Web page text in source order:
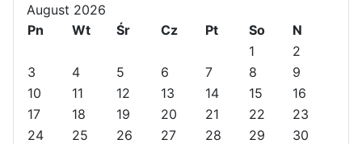
i
o
s
Y
e
a
i
o
M
o
n
Y M
August 2026
Pn
Wt Śr Cz Pt So
N
1
2
3
4 5 6 7 8
9
10
11 12 13 14 15
16
17
18 19 20 21 22
23
24
25 26 27 28 29
30